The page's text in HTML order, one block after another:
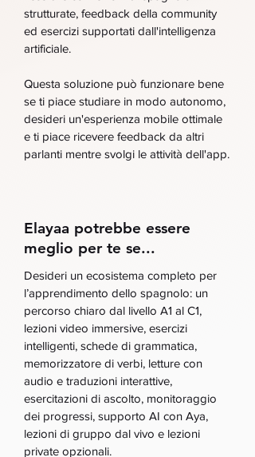
strutturate, feedback della community
ed esercizi supportati dall'intelligenza
artificiale.
Questa soluzione può funzionare bene
se ti piace studiare in modo autonomo,
desideri un'esperienza mobile ottimale
e ti piace ricevere feedback da altri
parlanti mentre svolgi le attività dell'app.
Elayaa potrebbe essere
meglio per te se...
Desideri un ecosistema completo per
l’apprendimento dello spagnolo: un
percorso chiaro dal livello A1 al C1,
lezioni video immersive, esercizi
intelligenti, schede di grammatica,
memorizzatore di verbi, letture con
audio e traduzioni interattive,
esercitazioni di ascolto, monitoraggio
dei progressi, supporto AI con Aya,
lezioni di gruppo dal vivo e lezioni
private opzionali.